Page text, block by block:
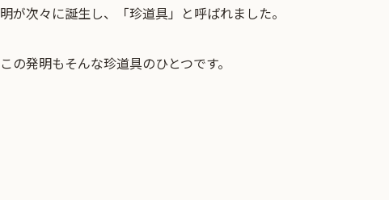
明が次々に誕生し、「珍道具」と呼ばれました。
この発明もそんな珍道具のひとつです。